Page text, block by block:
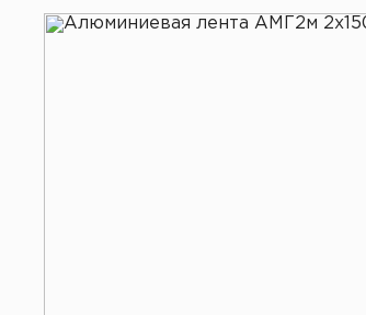
Все услуги